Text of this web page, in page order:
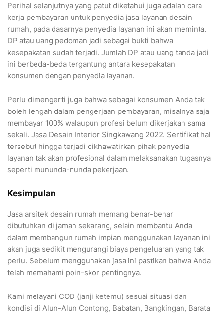
Perihal selanjutnya yang patut diketahui juga adalah cara
kerja pembayaran untuk penyedia jasa layanan desain
rumah, pada dasarnya penyedia layanan ini akan meminta.
DP atau uang pedoman jadi sebagai bukti bahwa
kesepakatan sudah terjadi. Jumlah DP atau uang tanda jadi
ini berbeda-beda tergantung antara kesepakatan
konsumen dengan penyedia layanan.
Perlu dimengerti juga bahwa sebagai konsumen Anda tak
boleh lengah dalam pengerjaan pembayaran, misalnya saja
membayar 100% walaupun profesi belum dikerjakan sama
sekali. Jasa Desain Interior Singkawang 2022. Sertifikat hal
tersebut hingga terjadi dikhawatirkan pihak penyedia
layanan tak akan profesional dalam melaksanakan tugasnya
seperti mununda-nunda pekerjaan.
Kesimpulan
Jasa arsitek desain rumah memang benar-benar
dibutuhkan di jaman sekarang, selain membantu Anda
dalam membangun rumah impian menggunakan layanan ini
akan juga sedikit mengurangi biaya pengeluaran yang tak
perlu. Sebelum menggunakan jasa ini pastikan bahwa Anda
telah memahami poin-skor pentingnya.
Kami melayani COD (janji ketemu) sesuai situasi dan
kondisi di Alun-Alun Contong, Babatan, Bangkingan, Barata